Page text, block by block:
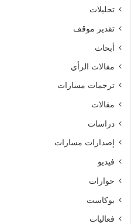
تحليلات
تقدير موقف
أبحاث
مقالات الرأي
ترجمات مسارات
مقالات
دراسات
إصدارات مسارات
فيديو
حوارات
بوكاست
فعاليات